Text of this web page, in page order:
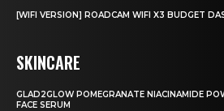
[WIFI VERSION] ROADCAM WIFI X3 BUDGET
SKINCARE
GLAD2GLOW POMEGRANATE NIACINAMIDE
FACE SERUM